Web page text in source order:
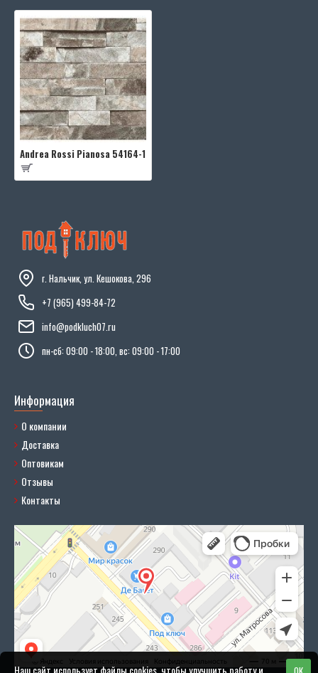
Andrea Rossi Pianosa 54164-1
г. Нальчик, ул. Кешокова, 296
+7 (965) 499-84-72
info@podkluch07.ru
пн-сб: 09:00 - 18:00, вс: 09:00 - 17:00
Информация
О компании
Доставка
Оптовикам
Отзывы
Контакты
Наш сайт использует файлы cookies, чтобы улучшить работу и